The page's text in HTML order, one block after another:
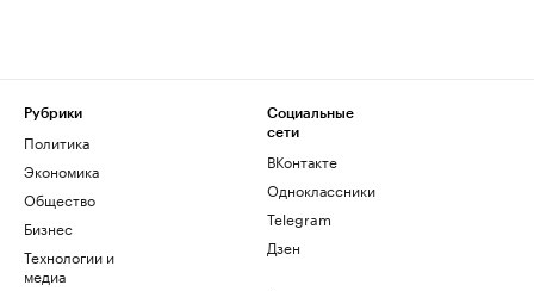
Рубрики
Политика
Экономика
Общество
Бизнес
Технологии и
медиа
Социальные
сети
ВКонтакте
Одноклассники
Telegram
Дзен